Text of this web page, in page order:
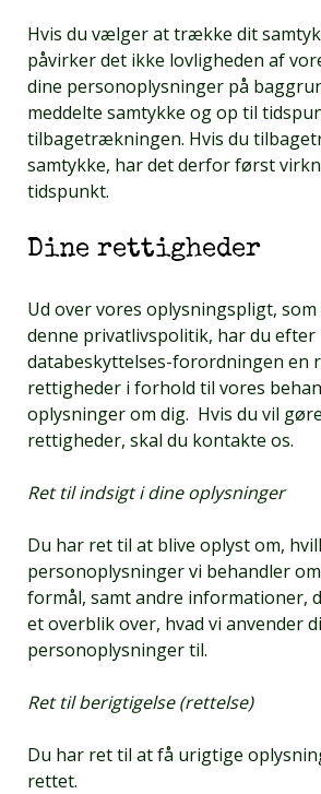
Hvis du vælger at trække dit
påvirker det ikke lovligheden af
dine personoplysninger på
meddelte samtykke og op til
tilbagetrækningen. Hvis du
samtykke, har det derfor først
tidspunkt.
Dine rettigheder
Ud over vores oplysningspligt,
denne privatlivspolitik, har du efter
databeskyttelses-forordningen en
rettigheder i forhold til vores
oplysninger om dig. Hvis du vil
rettigheder, skal du kontakte os.
Ret til indsigt i dine oplysninger
Du har ret til at blive oplyst om,
personoplysninger vi behandler
formål, samt andre informationer,
et overblik over, hvad vi anvender
personoplysninger til.
Ret til berigtigelse (rettelse)
Du har ret til at få urigtige
rettet.